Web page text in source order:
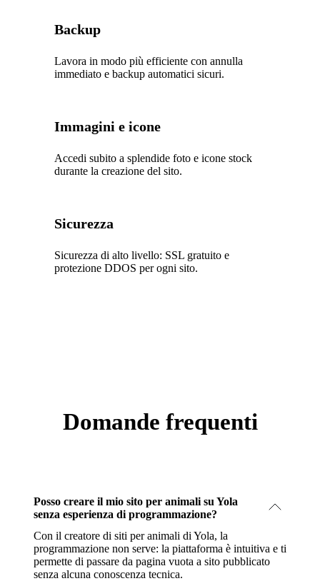
Backup
Lavora in modo più efficiente con annulla
immediato e backup automatici sicuri.
Immagini e icone
Accedi subito a splendide foto e icone stock
durante la creazione del sito.
Sicurezza
Sicurezza di alto livello: SSL gratuito e
protezione DDOS per ogni sito.
Domande frequenti
Posso creare il mio sito per animali su Yola
senza esperienza di programmazione?
Con il creatore di siti per animali di Yola, la
programmazione non serve: la piattaforma è intuitiva e ti
permette di passare da pagina vuota a sito pubblicato
senza alcuna conoscenza tecnica.